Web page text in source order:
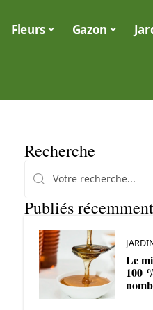
Fleurs Gazon
Recherche
Publiés récemment
Le
100